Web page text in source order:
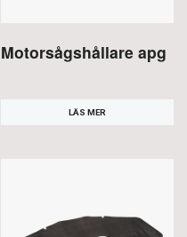
Motorsågshållare apg
LÄS MER